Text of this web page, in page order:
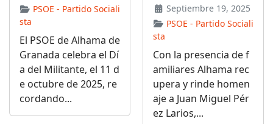
PSOE - Partido Sociali
sta
El PSOE de Alhama de
Granada celebra el Dí
a del Militante, el 11 d
e octubre de 2025, re
cordando...
Septiembre 19, 2025
PSOE - Partido Sociali
sta
Con la presencia de f
amiliares Alhama rec
upera y rinde homen
aje a Juan Miguel Pér
ez Larios,...